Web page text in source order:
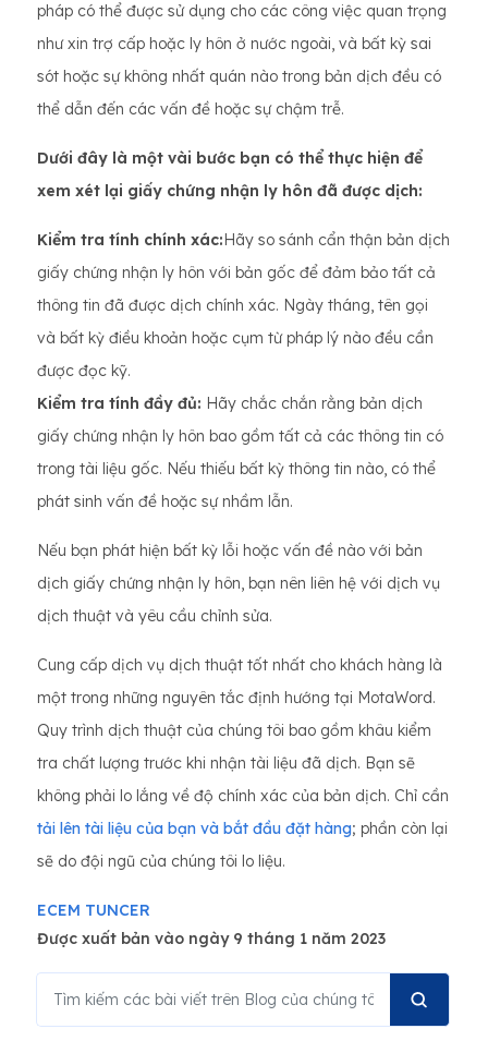
pháp có thể được sử dụng cho các công việc quan trọng
như xin trợ cấp hoặc ly hôn ở nước ngoài, và bất kỳ sai
sót hoặc sự không nhất quán nào trong bản dịch đều có
thể dẫn đến các vấn đề hoặc sự chậm trễ.
Dưới đây là một vài bước bạn có thể thực hiện để
xem xét lại giấy chứng nhận ly hôn đã được dịch:
Kiểm tra tính chính xác:Hãy so sánh cẩn thận bản dịch
giấy chứng nhận ly hôn với bản gốc để đảm bảo tất cả
thông tin đã được dịch chính xác. Ngày tháng, tên gọi
và bất kỳ điều khoản hoặc cụm từ pháp lý nào đều cần
được đọc kỹ.
Kiểm tra tính đầy đủ: Hãy chắc chắn rằng bản dịch
giấy chứng nhận ly hôn bao gồm tất cả các thông tin có
trong tài liệu gốc. Nếu thiếu bất kỳ thông tin nào, có thể
phát sinh vấn đề hoặc sự nhầm lẫn.
Nếu bạn phát hiện bất kỳ lỗi hoặc vấn đề nào với bản
dịch giấy chứng nhận ly hôn, bạn nên liên hệ với dịch vụ
dịch thuật và yêu cầu chỉnh sửa.
Cung cấp dịch vụ dịch thuật tốt nhất cho khách hàng là
một trong những nguyên tắc định hướng tại MotaWord.
Quy trình dịch thuật của chúng tôi bao gồm khâu kiểm
tra chất lượng trước khi nhận tài liệu đã dịch. Bạn sẽ
không phải lo lắng về độ chính xác của bản dịch. Chỉ cần
tải lên tài liệu của bạn và bắt đầu đặt hàng; phần còn lại
sẽ do đội ngũ của chúng tôi lo liệu.
ECEM TUNCER
Được xuất bản vào ngày 9 tháng 1 năm 2023